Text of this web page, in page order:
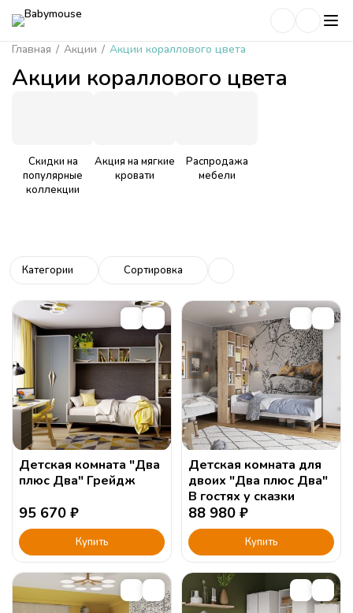
Главная / Акции / Акции кораллового цвета
Акции кораллового цвета
Скидки на
популярные
коллекции
Акция на мягкие
кровати
Распродажа
мебели
Категории Сортировка
Детская комната "Два
плюс Два" Грейдж
95 670 ₽
Купить
Детская комната для
двоих "Два плюс Два"
В гостях у сказки
88 980 ₽
Купить